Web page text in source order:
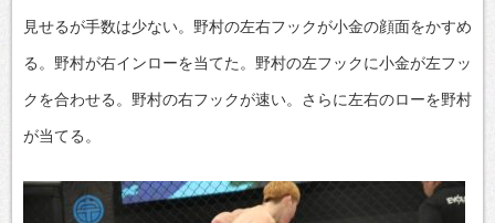
見せるが手数は少ない。野村の左右フックが小金の顔面をかすめ
る。野村が右インローを当てた。野村の左フックに小金が左フッ
クを合わせる。野村の右フックが速い。さらに左右のローを野村
が当てる。